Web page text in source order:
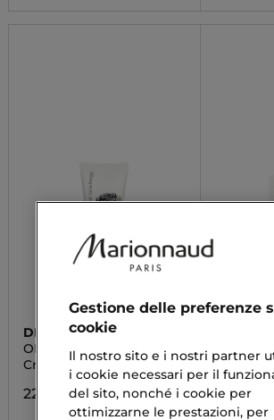
DIEGO DALLA PALMA
ORGOGLIORICCIO
Crema Elasticizzante
22,00 €
Crema-
4,00 €
Gestione delle preferenze
cookie
Il nostro sito e i nostri partner
i cookie necessari per il
del sito, nonché i cookie per
ottimizzarne le prestazioni, per